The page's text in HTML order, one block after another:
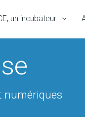
un incubateur
numériques